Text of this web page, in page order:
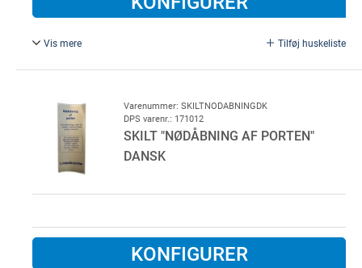
Vis mere Tilføj huskeliste
Skilt "nødåbning af porten" Svensk.
Varenummer: SKILTNODABNINGDK
DPS varenr.: 171012
SKILT "NØDÅBNING AF PORTEN"
DANSK
KONFIGURER